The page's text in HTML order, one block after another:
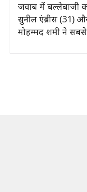
जवाब में बल्लेबाजी
सुनील एंब्रीस (31)
मोहम्मद शमी ने सबसे